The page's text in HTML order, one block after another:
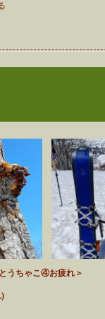
うちゃこ④お疲れ＞
)